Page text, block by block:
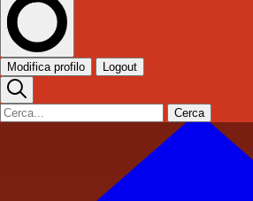
Modifica profilo Logout
Cerca